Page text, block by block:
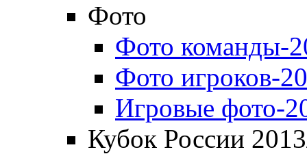
Фото
Фото команды-
Фото игроков-
Игровые фото-
Кубок России